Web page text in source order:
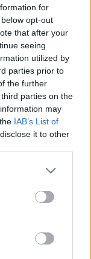
for
opt-out
that after your
seeing
utilized by
parties prior to
the further
parties on the
may
IAB’s List of
it to other
na
akcję